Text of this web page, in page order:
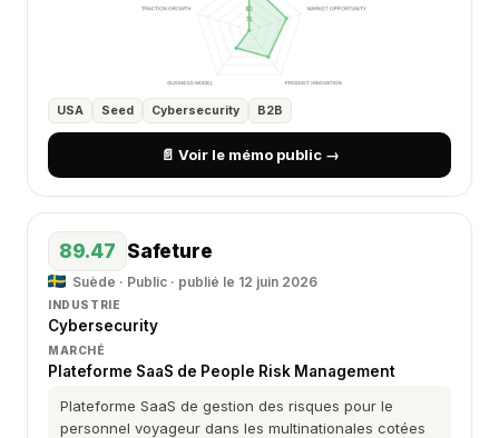
USA Seed Cybersecurity B2B
📄 Voir le mémo public →
89.47 Safeture
Suède · Public · publié le 12 juin 2026
INDUSTRIE
Cybersecurity
MARCHÉ
Plateforme SaaS de People Risk Management
Plateforme SaaS de gestion des risques pour le
personnel voyageur dans les multinationales cotées